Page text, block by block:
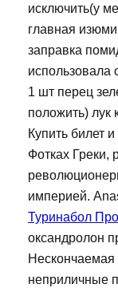
исключить(у
главная
заправка
1 шт перец
положить)
Купить билет
Фотках Греки,
империей.
Туринабол
оксандролон
Нескончаемая
неприличные